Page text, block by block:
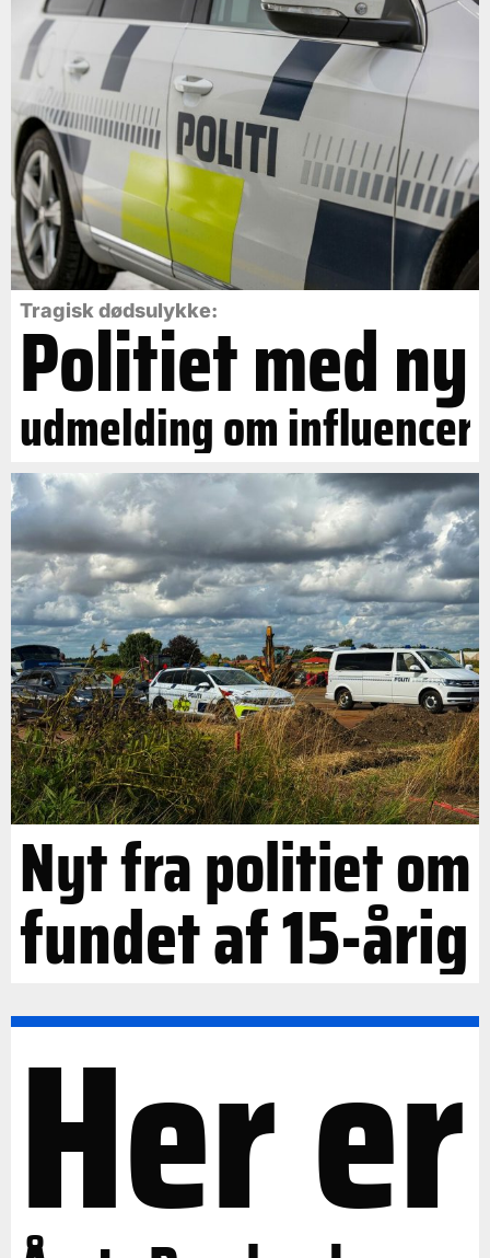
Tragisk dødsulykke:
Politiet med ny
udmelding om influencer
Nyt fra politiet om
fundet af 15-årig
Her er